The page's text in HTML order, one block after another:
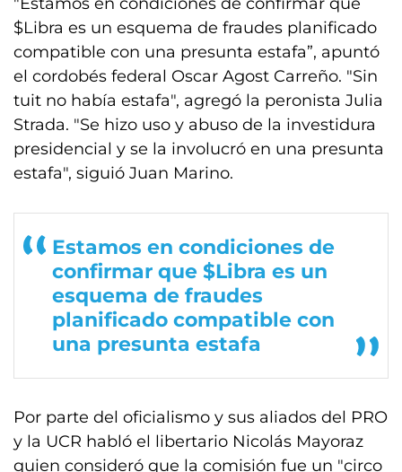
$Libra es un esquema de fraudes planificado
compatible con una presunta estafa”, apuntó
el cordobés federal Oscar Agost Carreño. "Sin
tuit no había estafa", agregó la peronista Julia
Strada. "Se hizo uso y abuso de la investidura
presidencial y se la involucró en una presunta
estafa", siguió Juan Marino.
Estamos en condiciones de
confirmar que $Libra es un
esquema de fraudes
planificado compatible con
una presunta estafa
Por parte del oficialismo y sus aliados del PRO
y la UCR habló el libertario Nicolás Mayoraz
quien consideró que la comisión fue un "circo